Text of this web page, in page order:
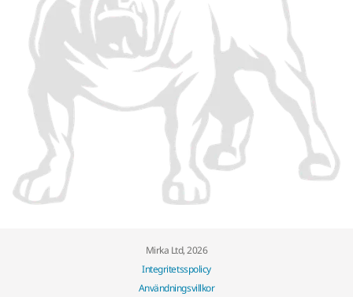
Mirka Ltd, 2026
Integritetsspolicy
Användningsvillkor